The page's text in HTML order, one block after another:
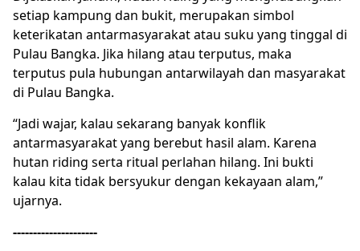
setiap kampung dan bukit, merupakan simbol
keterikatan antarmasyarakat atau suku yang tinggal di
Pulau Bangka. Jika hilang atau terputus, maka
terputus pula hubungan antarwilayah dan masyarakat
di Pulau Bangka.
“Jadi wajar, kalau sekarang banyak konflik
antarmasyarakat yang berebut hasil alam. Karena
hutan riding serta ritual perlahan hilang. Ini bukti
kalau kita tidak bersyukur dengan kekayaan alam,”
ujarnya.
---------------------